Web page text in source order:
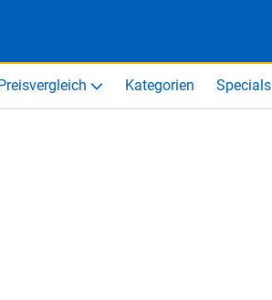
Kategorien Specials